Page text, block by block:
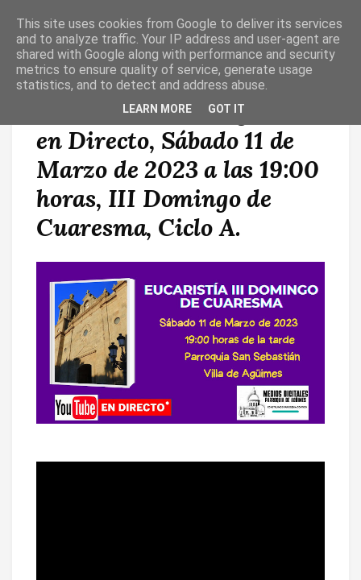
T
O
G
Eucaristía desde Agüimes
en Directo, Sábado 11 de
Marzo de 2023 a las 19:00
horas, III Domingo de
Cuaresma, Ciclo A.
This site uses cookies from Google to deliver its services
and to analyze traffic. Your IP address and user-agent are
shared with Google along with performance and security
metrics to ensure quality of service, generate usage
statistics, and to detect and address abuse.
LEARN MORE GOT IT